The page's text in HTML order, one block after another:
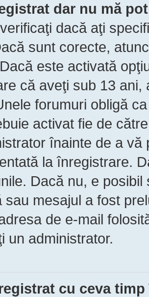
dar nu mă
dacă aţi
sunt corecte,
este activată
că aveţi sub 13
forumuri obligă
activat fie de
înainte de a
la înregistrare.
Dacă nu, e
sau mesajul a fost
de e-mail
un administrator.
cu ceva